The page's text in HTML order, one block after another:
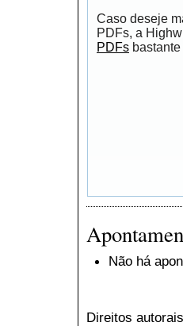
Caso deseje
PDFs, a
PDFs bastante
Não há
Direitos